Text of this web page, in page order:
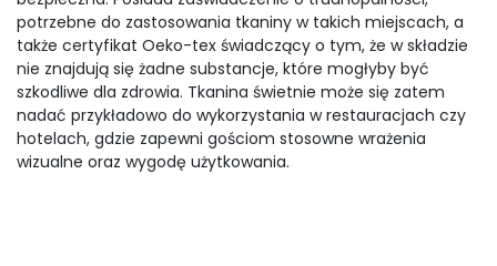
potrzebne do zastosowania tkaniny w takich miejscach, a
także certyfikat Oeko-tex świadczący o tym, że w składzie
nie znajdują się żadne substancje, które mogłyby być
szkodliwe dla zdrowia. Tkanina świetnie może się zatem
nadać przykładowo do wykorzystania w restauracjach czy
hotelach, gdzie zapewni gościom stosowne wrażenia
wizualne oraz wygodę użytkowania.